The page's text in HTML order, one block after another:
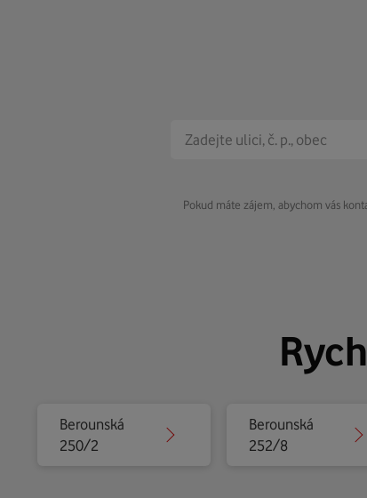
Pokud máte zájem, abychom vás
Berounská
250/2
Berounská
252/8